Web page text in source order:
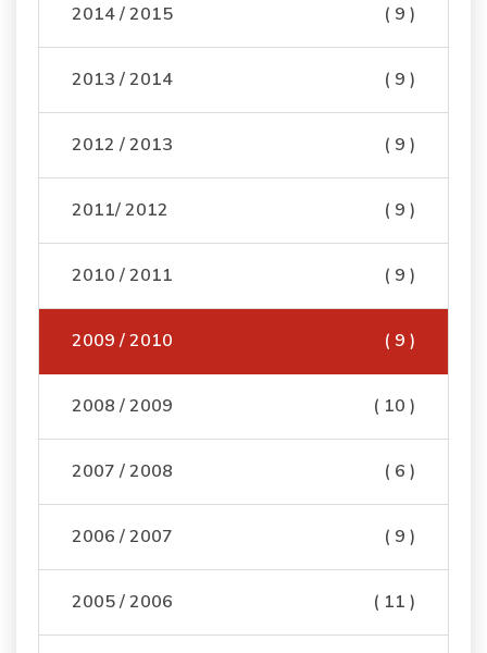
2014 / 2015 ( 9 )
2013 / 2014 ( 9 )
2012 / 2013 ( 9 )
2011/ 2012 ( 9 )
2010 / 2011 ( 9 )
2009 / 2010 ( 9 )
2008 / 2009 ( 10 )
2007 / 2008 ( 6 )
2006 / 2007 ( 9 )
2005 / 2006 ( 11 )